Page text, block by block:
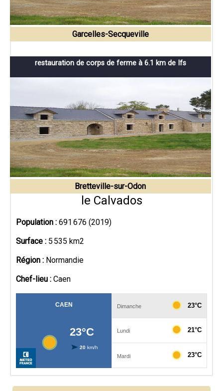
Garcelles-Secqueville
restauration de corps de ferme à 6.1 km de Ifs
Bretteville-sur-Odon
le Calvados
Population : 691 676 (2019)
Surface : 5 535 km2
Région : Normandie
Chef-lieu : Caen